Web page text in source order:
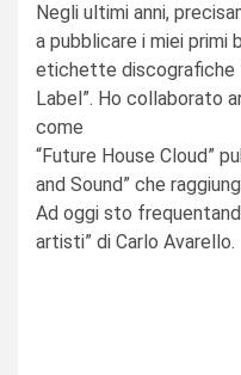
Negli ultimi anni,
a pubblicare i miei primi
etichette discografiche
Label”. Ho collaborato
come
“Future House Cloud”
and Sound” che
Ad oggi sto
artisti” di Carlo Avarello.